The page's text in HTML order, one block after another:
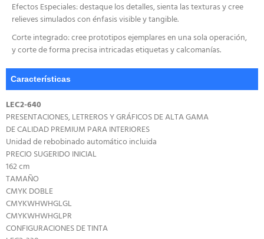
Efectos Especiales: destaque los detalles, sienta las texturas y cree
relieves simulados con énfasis visible y tangible.
Corte integrado: cree prototipos ejemplares en una sola operación,
y corte de forma precisa intricadas etiquetas y calcomanías.
Características
LEC2-640
PRESENTACIONES, LETREROS Y GRÁFICOS DE ALTA GAMA
DE CALIDAD PREMIUM PARA INTERIORES
Unidad de rebobinado automático incluida
PRECIO SUGERIDO INICIAL
162 cm
TAMAÑO
CMYK DOBLE
CMYKWHWHGLGL
CMYKWHWHGLPR
CONFIGURACIONES DE TINTA